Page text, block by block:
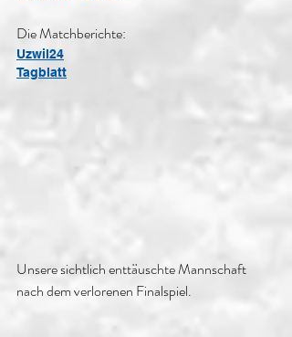
Die Matchberichte:
Uzwil24
Tagblatt
Unsere sichtlich enttäuschte Mannschaft
nach dem verlorenen Finalspiel.